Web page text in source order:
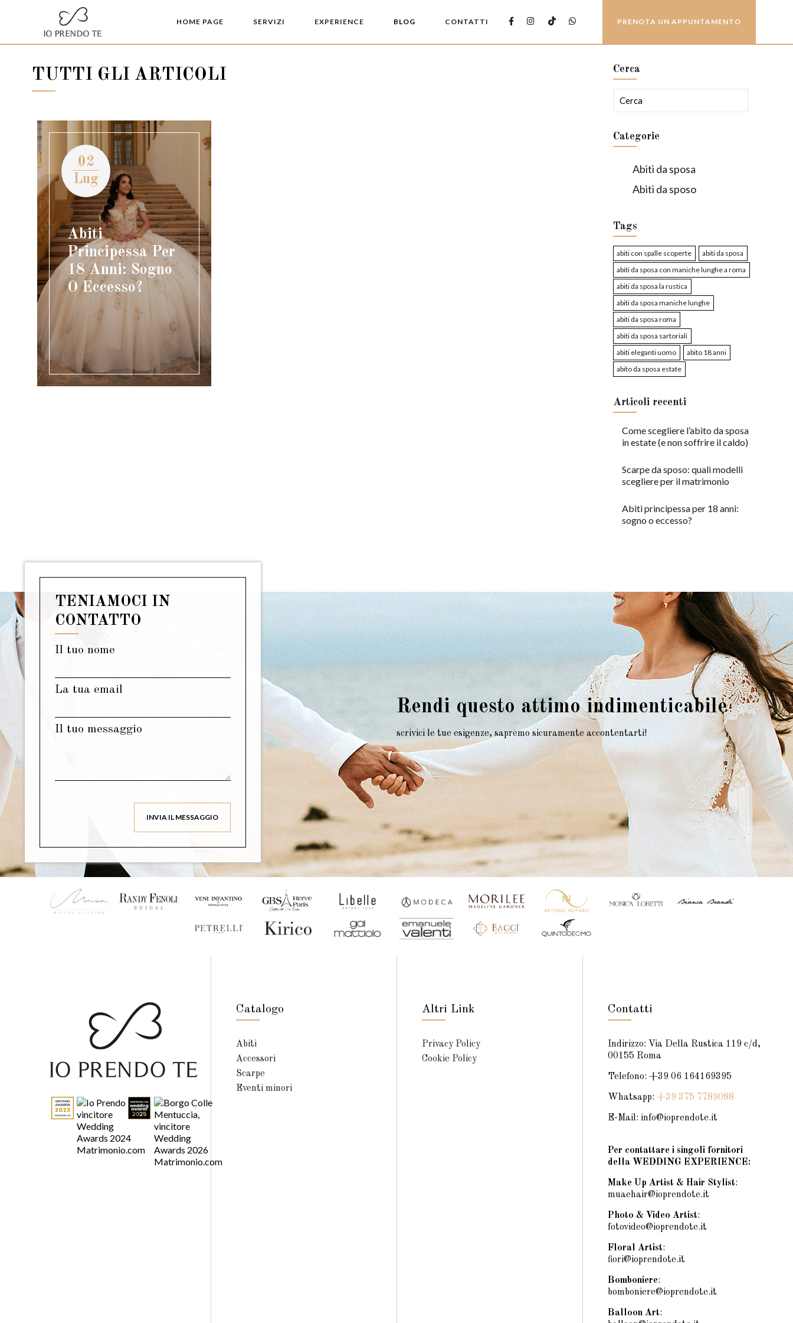
HOME PAGE SERVIZI EXPERIENCE BLOG CONTATTI PRENOTA UN APPUNTAMENTO
TUTTI GLI ARTICOLI
02
Lug
Abiti
Principessa Per
18 Anni: Sogno
O Eccesso?
Cerca
Categorie
Abiti da sposa
Abiti da sposo
Tags
abiti con spalle scoperte
abiti da sposa
abiti da sposa con maniche lunghe a roma
abiti da sposa la rustica
abiti da sposa maniche lunghe
abiti da sposa roma
abiti da sposa sartoriali
abiti eleganti uomo
abito 18 anni
abito da sposa estate
Articoli recenti
Come scegliere l’abito da sposa
in estate (e non soffrire il caldo)
Scarpe da sposo: quali modelli
scegliere per il matrimonio
Abiti principessa per 18 anni:
sogno o eccesso?
TENIAMOCI IN
CONTATTO
Il tuo nome
La tua email
Il tuo messaggio
Rendi questo attimo indimenticabile
scrivici le tue esigenze, sapremo sicuramente accontentarti!
Catalogo
Abiti
Accessori
Scarpe
Eventi minori
Altri Link
Privacy Policy
Cookie Policy
Contatti
Indirizzo: Via Della Rustica 119 c/d,
00155 Roma
Telefono: +39 06 164169395
Whatsapp: +39 375 7789088
E-Mail: info@ioprendote.it
Per contattare i singoli fornitori
della WEDDING EXPERIENCE:
Make Up Artist & Hair Stylist:
muaehair@ioprendote.it
Photo & Video Artist:
fotovideo@ioprendote.it
Floral Artist:
fiori@ioprendote.it
Bomboniere:
bomboniere@ioprendote.it
Balloon Art: